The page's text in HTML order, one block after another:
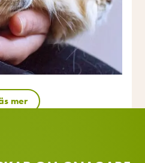
mer